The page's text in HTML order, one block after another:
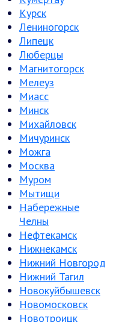
Курск
Лениногорск
Липецк
Люберцы
Магнитогорск
Мелеуз
Миасс
Минск
Михайловск
Мичуринск
Можга
Москва
Муром
Мытищи
Набережные
Челны
Нефтекамск
Нижнекамск
Нижний Новгород
Нижний Тагил
Новокуйбышевск
Новомосковск
Новотроицк